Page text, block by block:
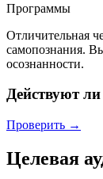
Программы
Отличительная
самопознания.
осознанности.
Действуют
Проверить →
Целевая